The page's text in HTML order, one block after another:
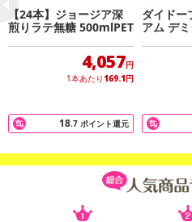
・アレルギー表示：乳
0.4g、脂質 0.4g、炭水化物 1.0g（
商品到着時点でのお日持ち期間は
のでご了承ください。
【キャンセルについて】
【24本】ジョージア深
煎りラテ無糖 500mlPET
4,057円
1本あたり 169.1円
18.7 ポイント還元
ダイドー
アム デ